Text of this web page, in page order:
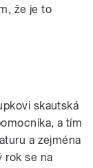
že je to
skautská
a tím
a zejména
rok se na